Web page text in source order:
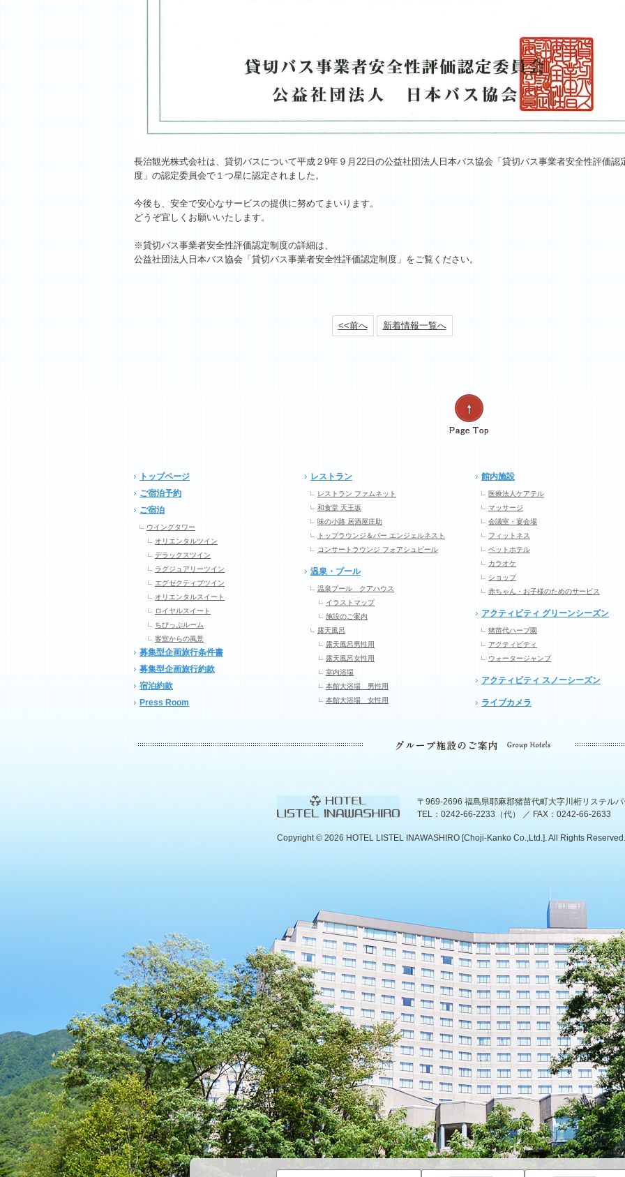
長治観光株式会社は、貸切バスについて平成２9年９月22日の公益社団法人日本バス協会「貸切バス事業者安全性評価認
度」の認定委員会で１つ星に認定されました。
今後も、安全で安心なサービスの提供に努めてまいります。
どうぞ宜しくお願いいたします。
※貸切バス事業者安全性評価認定制度の詳細は、
公益社団法人日本バス協会「貸切バス事業者安全性評価認定制度」をご覧ください。
<<前へ 新着情報一覧へ
トップページ
ご宿泊予約
ご宿泊
ウイングタワー
オリエンタルツイン
デラックスツイン
ラグジュアリーツイン
エグゼクティブツイン
オリエンタルスイート
ロイヤルスイート
ちびっぷルーム
客室からの風景
募集型企画旅行条件書
募集型企画旅行約款
宿泊約款
Press Room
レストラン
レストラン ファムネット
和食堂 天王坂
味の小路 居酒屋庄助
トップラウンジ＆バー エンジェルネスト
コンサートラウンジ フォアシュピール
温泉・プール
温泉プール クアハウス
イラストマップ
施設のご案内
露天風呂
露天風呂男性用
露天風呂女性用
室内浴場
本館大浴場 男性用
本館大浴場 女性用
館内施設
医療法人ケアテル
マッサージ
会議室・宴会場
フィットネス
ペットホテル
カラオケ
ショップ
赤ちゃん・お子様のためのサービス
アクティビティ グリーンシーズン
猪苗代ハーブ園
アクティビティ
ウォータージャンプ
アクティビティ スノーシーズン
ライブカメラ
〒969-2696 福島県耶麻郡猪苗代町大字川桁リステル
TEL：0242-66-2233（代） ／ FAX：0242-66-2633
Copyright © 2026 HOTEL LISTEL INAWASHIRO [Choji-Kanko Co.,Ltd.]. All Rights Reserved.